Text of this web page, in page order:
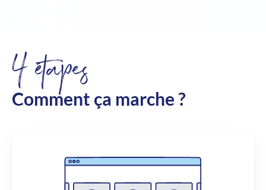
4 étapes
Comment ça marche ?